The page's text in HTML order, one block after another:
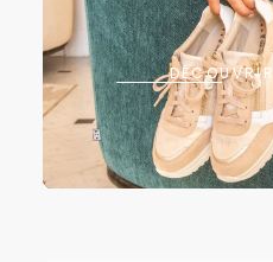
DÉCOUVRIR